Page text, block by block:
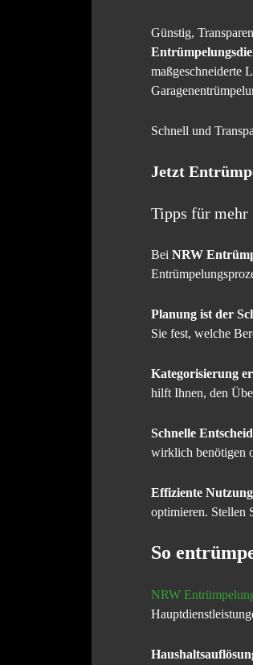
Günstig,
maßgeschneiderte
Schnell und
Jetzt
Tipps für mehr
Bei NRW
Planung ist der
Sie fest, welche
Kategorisierung
hilft Ihnen, den
Schnelle
wirklich benötigen
Effiziente
optimieren. Stellen
So
NRW